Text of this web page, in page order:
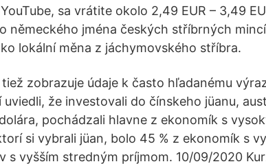
sa vrátite okolo 2,49 EUR – 3,49
německého jména českých stříbrných
lokální měna z jáchymovského stříbra.
zobrazuje údaje k často hľadanému
že investovali do čínskeho jüanu,
pochádzali hlavne z ekonomík s
si vybrali jüan, bolo 45 % z ekonomík s
s vyšším stredným príjmom. 10/09/2020